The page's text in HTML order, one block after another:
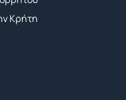
Κρήτη